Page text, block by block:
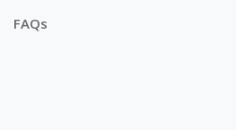
FAQs